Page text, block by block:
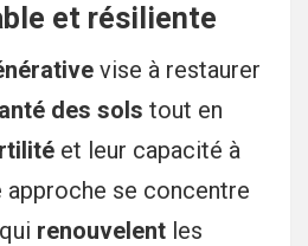
et résiliente
vise à restaurer
des sols tout en
et leur capacité à
approche se concentre
renouvelent les